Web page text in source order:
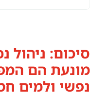
סיכום: ניהול
מונעת הם
נפשי ולמים